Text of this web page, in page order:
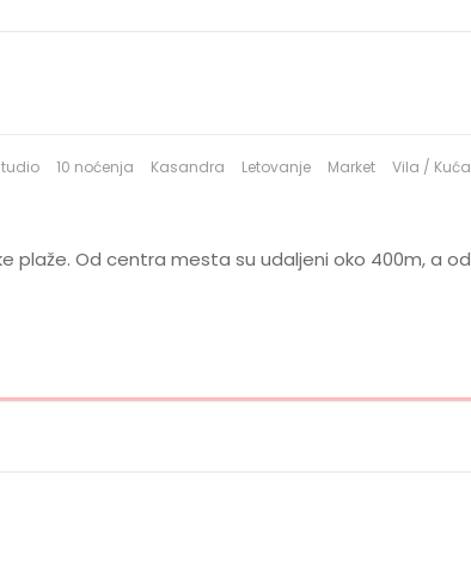
10 noćenja Kasandra Letovanje Market
Vila / Kuća
plaže. Od centra mesta su udaljeni oko 400m, a od